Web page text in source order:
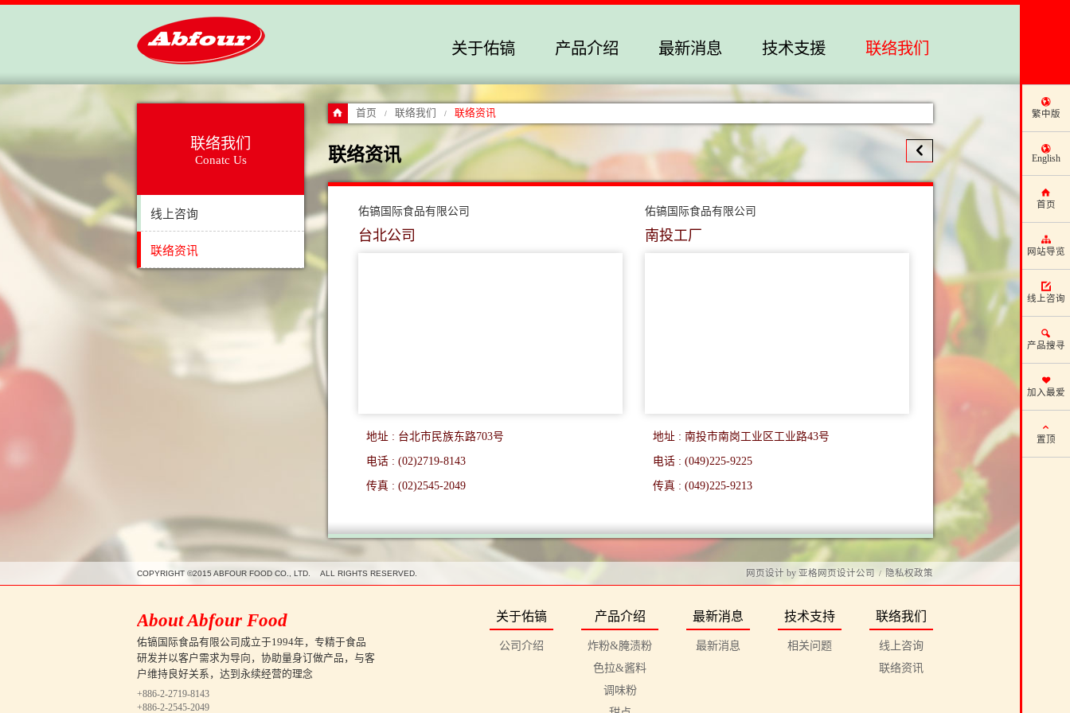
繁中版
English
首页
网站导览
线上咨询
产品搜寻
加入最爱
置顶
联络我们
技术支援
最新消息
产品介绍
关于佑镐
首页 / 联络我们 / 联络资讯
联络资讯
佑镐国际食品有限公司
台北公司
地址 : 台北市民族东路703号
电话 : (02)2719-8143
传真 : (02)2545-2049
佑镐国际食品有限公司
南投工厂
地址 : 南投市南岗工业区工业路43号
电话 : (049)225-9225
传真 : (049)225-9213
联络我们
Conatc Us
线上咨询
联络资讯
COPYRIGHT ©2015 ABFOUR FOOD CO., LTD. ALL RIGHTS RESERVED. 网页设计 by 亚格网页设计公司 / 隐私权政策
About Abfour Food
佑镐国际食品有限公司成立于1994年，专精于食品
研发并以客户需求为导向，协助量身订做产品，与客
户维持良好关系，达到永续经营的理念
+886-2-2719-8143
+886-2-2545-2049
联络我们
线上咨询
联络资讯
技术支持
相关问题
最新消息
最新消息
产品介绍
炸粉&腌渍粉
色拉&酱料
调味粉
关于佑镐
公司介绍